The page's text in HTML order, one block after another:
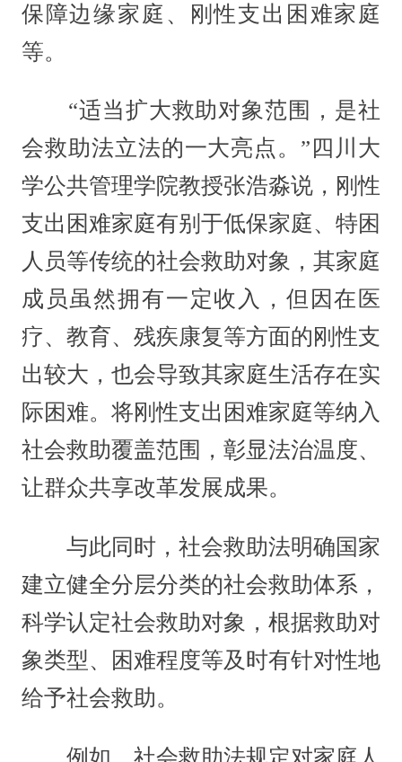
保障边缘家庭、刚性支出困难家庭
等。
“适当扩大救助对象范围，是社
会救助法立法的一大亮点。”四川大
学公共管理学院教授张浩淼说，刚性
支出困难家庭有别于低保家庭、特困
人员等传统的社会救助对象，其家庭
成员虽然拥有一定收入，但因在医
疗、教育、残疾康复等方面的刚性支
出较大，也会导致其家庭生活存在实
际困难。将刚性支出困难家庭等纳入
社会救助覆盖范围，彰显法治温度、
让群众共享改革发展成果。
与此同时，社会救助法明确国家
建立健全分层分类的社会救助体系，
科学认定社会救助对象，根据救助对
象类型、困难程度等及时有针对性地
给予社会救助。